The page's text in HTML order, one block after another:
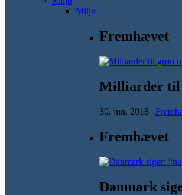
Miljø
Fremhævet
Milliarder til
30. jun, 2018 |
Fremhævet
Danmark